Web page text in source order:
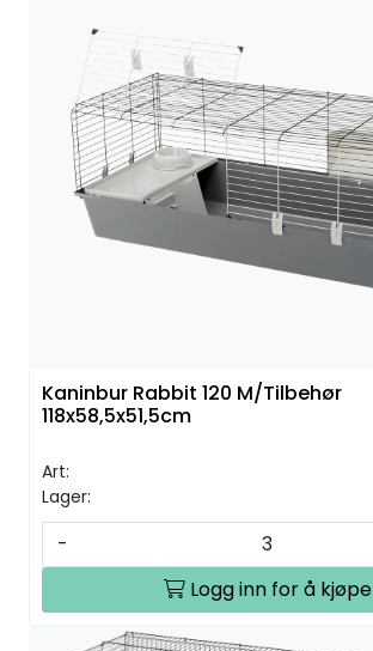
Kaninbur Rabbit 120 M/Tilbehør
118x58,5x51,5cm
Art:
Lager:
-
Logg inn for å kjøpe